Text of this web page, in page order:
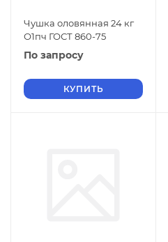
Чушка оловянная 24 кг
О1пч ГОСТ 860-75
По запросу
КУПИТЬ